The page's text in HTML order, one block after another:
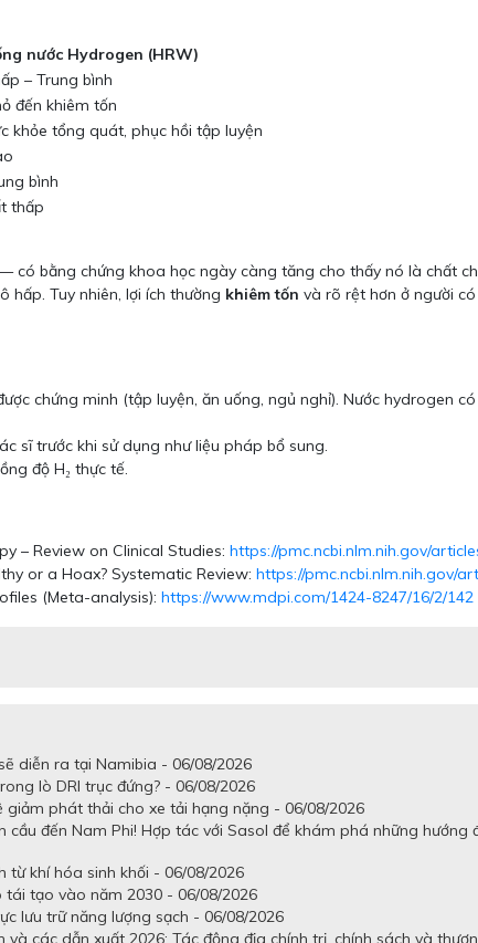
nước Hydrogen (HRW)
– Trung bình
đến khiêm tốn
khỏe tổng quát, phục hồi tập luyện
bình
thấp
có bằng chứng khoa học ngày càng tăng cho thấy nó là chất
hấp. Tuy nhiên, lợi ích thường khiêm tốn và rõ rệt hơn ở người
chứng minh (tập luyện, ăn uống, ngủ nghỉ). Nước hydrogen
sĩ trước khi sử dụng như liệu pháp bổ sung.
độ H₂ thực tế.
– Review on Clinical Studies: https://pmc.ncbi.nlm.nih.gov/
or a Hoax? Systematic Review: https://pmc.ncbi.nlm.nih.gov/
(Meta-analysis): https://www.mdpi.com/1424-8247/16/2/142
diễn ra tại Namibia - 06/08/2026
lò DRI trục đứng? - 06/08/2026
phát thải cho xe tải hạng nặng - 06/08/2026
đến Nam Phi! Hợp tác với Sasol để khám phá những
khí hóa sinh khối - 06/08/2026
tạo vào năm 2030 - 06/08/2026
lưu trữ năng lượng sạch - 06/08/2026
các dẫn xuất 2026: Tác động địa chính trị, chính sách và